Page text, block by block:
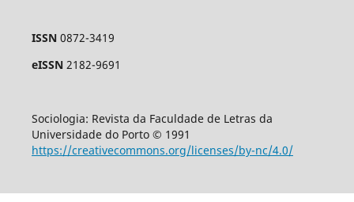
ISSN 0872-3419
eISSN 2182-9691
Sociologia: Revista da Faculdade de Letras da
Universidade do Porto © 1991
https://creativecommons.org/licenses/by-nc/4.0/